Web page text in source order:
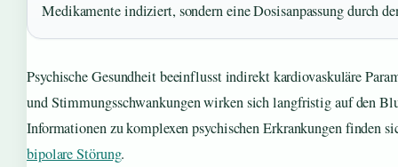
Medikamente indiziert, sondern eine Dosisanpassung durch
Psychische Gesundheit beeinflusst indirekt kardiovaskuläre
und Stimmungsschwankungen wirken sich langfristig auf den
Informationen zu komplexen psychischen Erkrankungen finden
bipolare Störung.